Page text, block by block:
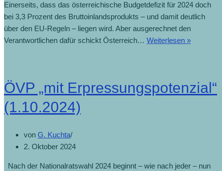
Einerseits, dass das österreichische Budgetdefizit für 2024 doch
bei 3,3 Prozent des Bruttoinlandsprodukts – und damit deutlich
über den EU-Regeln – liegen wird. Aber ausgerechnet den
Verantwortlichen dafür schickt Österreich… Weiterlesen »
ÖVP „mit Erpressungspotenzial“
(1.10.2024)
von G. Kuchta
2. Oktober 2024
Nach der Nationalratswahl 2024 beginnt – wie nach jeder – nun